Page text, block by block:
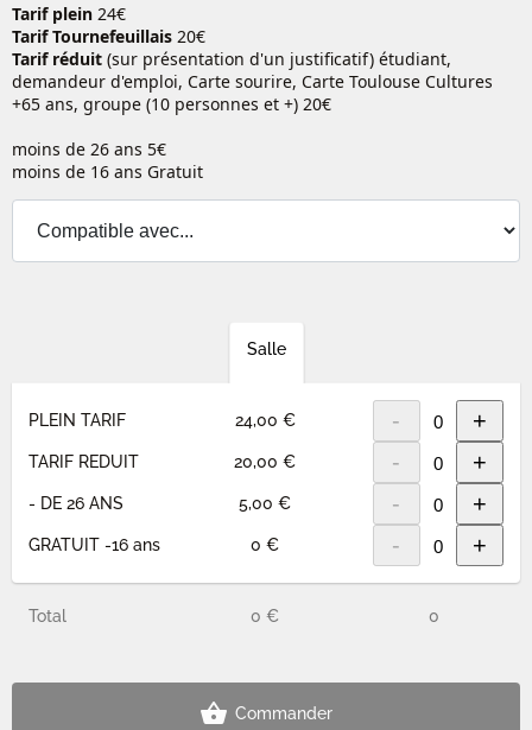
Tarif plein24€
Tarif Tournefeuillais20€
Tarif réduit(sur présentation d'un justificatif) étudiant,
demandeur d'emploi, Carte sourire, Carte Toulouse Cultures
+65 ans, groupe (10 personnes et +) 20€
moins de 26 ans 5€
moins de 16 ans Gratuit
Salle
PLEIN TARIF 24,00 € - +
TARIF REDUIT 20,00 € - +
- DE 26 ANS 5,00 € - +
GRATUIT -16 ans 0 € - +
Total 0 € 0
Commander